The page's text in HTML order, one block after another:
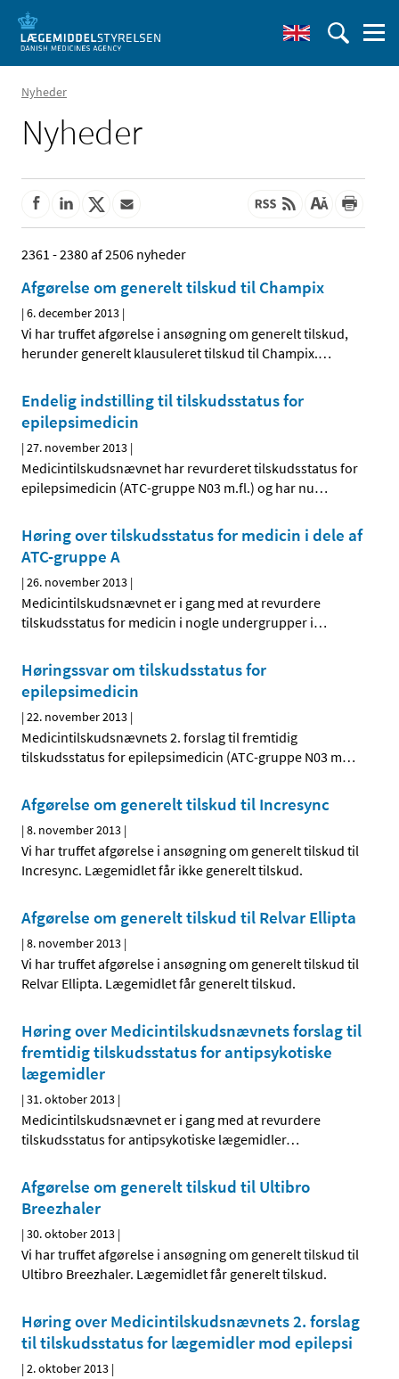
Nyheder
Nyheder
2361 - 2380 af 2506 nyheder
Afgørelse om generelt tilskud til Champix
|6. december 2013 |
Vi har truffet afgørelse i ansøgning om generelt tilskud,
herunder generelt klausuleret tilskud til Champix.…
Endelig indstilling til tilskudsstatus for
epilepsimedicin
|27. november 2013 |
Medicintilskudsnævnet har revurderet tilskudsstatus for
epilepsimedicin (ATC-gruppe N03 m.fl.) og har nu…
Høring over tilskudsstatus for medicin i dele af
ATC-gruppe A
|26. november 2013 |
Medicintilskudsnævnet er i gang med at revurdere
tilskudsstatus for medicin i nogle undergrupper i…
Høringssvar om tilskudsstatus for
epilepsimedicin
|22. november 2013 |
Medicintilskudsnævnets 2. forslag til fremtidig
tilskudsstatus for epilepsimedicin (ATC-gruppe N03 m…
Afgørelse om generelt tilskud til Incresync
|8. november 2013 |
Vi har truffet afgørelse i ansøgning om generelt tilskud til
Incresync. Lægemidlet får ikke generelt tilskud.
Afgørelse om generelt tilskud til Relvar Ellipta
|8. november 2013 |
Vi har truffet afgørelse i ansøgning om generelt tilskud til
Relvar Ellipta. Lægemidlet får generelt tilskud.
Høring over Medicintilskuds­nævnets forslag til
fremtidig tilskudsstatus for antipsykotiske
lægemidler
|31. oktober 2013 |
Medicintilskudsnævnet er i gang med at revurdere
tilskudsstatus for antipsykotiske lægemidler…
Afgørelse om generelt tilskud til Ultibro
Breezhaler
|30. oktober 2013 |
Vi har truffet afgørelse i ansøgning om generelt tilskud til
Ultibro Breezhaler. Lægemidlet får generelt tilskud.
Høring over Medicintilskuds­nævnets 2. forslag
til tilskudsstatus for lægemidler mod epilepsi
|2. oktober 2013 |